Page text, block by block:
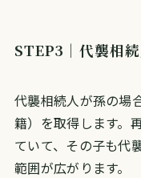
STEP3｜代襲相
代襲相続人が孫の場
籍）を取得します。
ていて、その子も代
範囲が広がります。